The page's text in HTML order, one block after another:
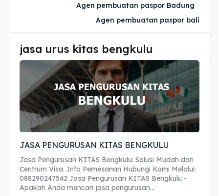
Imta
Legalisir
Apostille
Penerjemah
Asuransi
Blog
Imta
Legalisir
Apostille
Penerjemah
Asuransi
Blog
Agen pembuatan paspor Badung
Agen pembuatan paspor bali
jasa urus kitas bengkulu
JASA PENGURUSAN KITAS BENGKULU
Jasa Pengurusan KITAS Bengkulu: Solusi Mudah dari
Centrum Visa. Info Pemesanan Hubungi Kami Melalui:
088290247542 Jasa Pengurusan KITAS Bengkulu -
Apakah Anda mencari jasa pengurusan...